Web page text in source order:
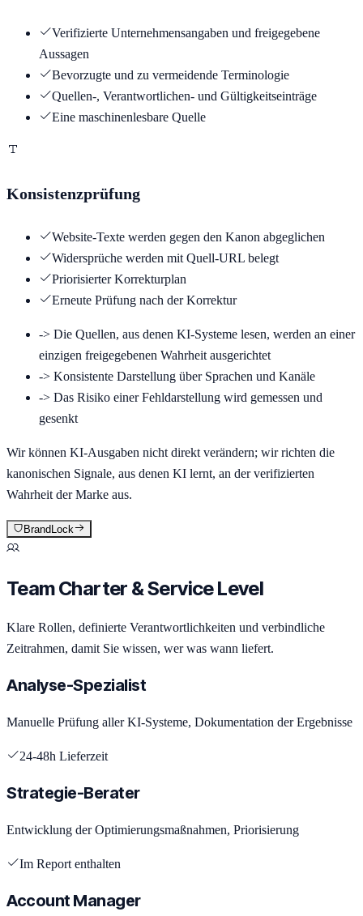
Verifizierte Unternehmensangaben und freigegebene
Aussagen
Bevorzugte und zu vermeidende Terminologie
Quellen-, Verantwortlichen- und Gültigkeitseinträge
Eine maschinenlesbare Quelle
Konsistenzprüfung
Website-Texte werden gegen den Kanon abgeglichen
Widersprüche werden mit Quell-URL belegt
Priorisierter Korrekturplan
Erneute Prüfung nach der Korrektur
-> Die Quellen, aus denen KI-Systeme lesen, werden an einer
einzigen freigegebenen Wahrheit ausgerichtet
-> Konsistente Darstellung über Sprachen und Kanäle
-> Das Risiko einer Fehldarstellung wird gemessen und
gesenkt
Wir können KI-Ausgaben nicht direkt verändern; wir richten die
kanonischen Signale, aus denen KI lernt, an der verifizierten
Wahrheit der Marke aus.
BrandLock
Team Charter & Service Level
Klare Rollen, definierte Verantwortlichkeiten und verbindliche
Zeitrahmen, damit Sie wissen, wer was wann liefert.
Analyse-Spezialist
Manuelle Prüfung aller KI-Systeme, Dokumentation der Ergebnisse
24-48h Lieferzeit
Strategie-Berater
Entwicklung der Optimierungsmaßnahmen, Priorisierung
Im Report enthalten
Account Manager